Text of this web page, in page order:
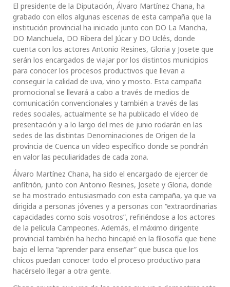
El presidente de la Diputación, Álvaro Martínez Chana, ha
grabado con ellos algunas escenas de esta campaña que la
institución provincial ha iniciado junto con DO La Mancha,
DO Manchuela, DO Ribera del Júcar y DO Uclés, donde
cuenta con los actores Antonio Resines, Gloria y Josete que
serán los encargados de viajar por los distintos municipios
para conocer los procesos productivos que llevan a
conseguir la calidad de uva, vino y mosto. Esta campaña
promocional se llevará a cabo a través de medios de
comunicación convencionales y también a través de las
redes sociales, actualmente se ha publicado el vídeo de
presentación y a lo largo del mes de junio rodarán en las
sedes de las distintas Denominaciones de Origen de la
provincia de Cuenca un vídeo específico donde se pondrán
en valor las peculiaridades de cada zona.
Álvaro Martínez Chana, ha sido el encargado de ejercer de
anfitrión, junto con Antonio Resines, Josete y Gloria, donde
se ha mostrado entusiasmado con esta campaña, ya que va
dirigida a personas jóvenes y a personas con “extraordinarias
capacidades como sois vosotros”, refiriéndose a los actores
de la película Campeones. Además, el máximo dirigente
provincial también ha hecho hincapié en la filosofía que tiene
bajo el lema “aprender para enseñar” que busca que los
chicos puedan conocer todo el proceso productivo para
hacérselo llegar a otra gente.